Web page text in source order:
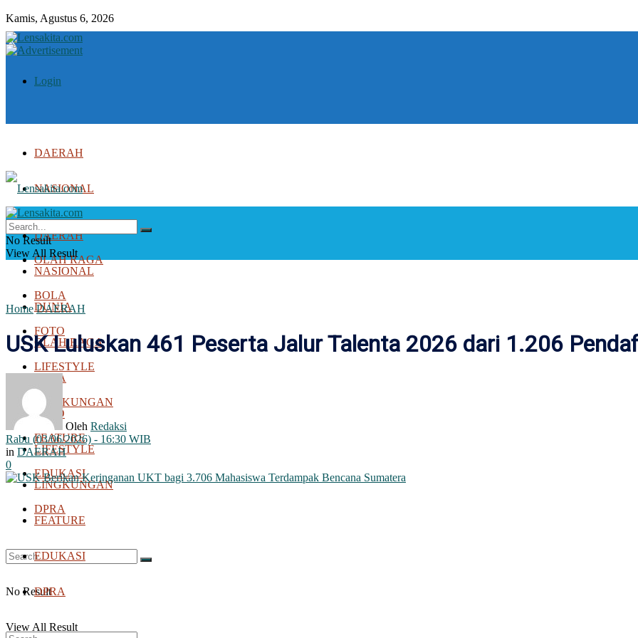
Kamis, Agustus 6, 2026
Login
DAERAH
NASIONAL
DUNIA
OLAH RAGA
BOLA
FOTO
LIFESTYLE
LINGKUNGAN
FEATURE
EDUKASI
DPRA
No Result
View All Result
DAERAH
NASIONAL
DUNIA
OLAH RAGA
BOLA
FOTO
LIFESTYLE
LINGKUNGAN
FEATURE
EDUKASI
DPRA
No Result
View All Result
Home DAERAH
USK Luluskan 461 Peserta Jalur Talenta 2026 dari 1.206
Oleh Redaksi
Rabu (03/06/2026) - 16:30 WIB
in DAERAH
0